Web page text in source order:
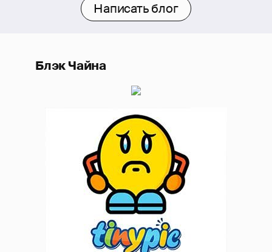
Написать блог
Блэк Чайна